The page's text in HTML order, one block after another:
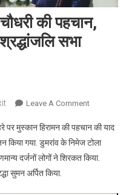
की पहचान,
सभा
Leave A CommentOn
पर
मुस्कान
हिरामन
पर मुस्कान हिरामन की पहचान की याद
किया गया. डुमरांव के निमेज टोला
दर्जनों लोगों ने शिरकत किया.
सुमन अर्पित किया.